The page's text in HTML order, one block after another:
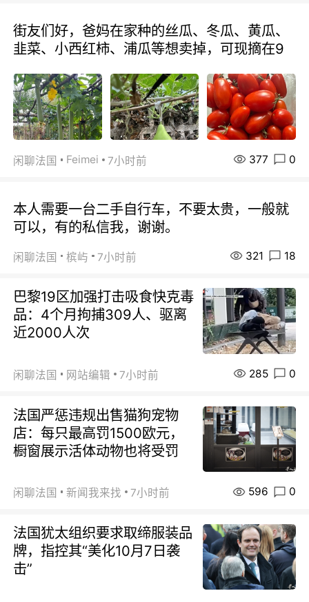
街友们好，爸妈在家种的丝瓜、冬瓜、黄瓜、
韭菜、小西红柿、浦瓜等想卖掉，可现摘在9
闲聊法国 Feimei 7小时前 377 0
本人需要一台二手自行车，不要太贵，一般就
可以，有的私信我，谢谢。
闲聊法国 槟屿 7小时前 321 18
巴黎19区加强打击吸食快克毒
品：4个月拘捕309人、驱离
近2000人次
闲聊法国 网站编辑 7小时前 285 0
法国严惩违规出售猫狗宠物
店：每只最高罚1500欧元，
橱窗展示活体动物也将受罚
闲聊法国 新闻我来找 7小时前 596 0
法国犹太组织要求取缔服装品
牌，指控其“美化10月7日袭
击”